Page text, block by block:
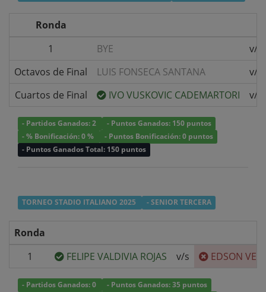
Ronda
1
BYE
v/s
Octavos de Final
LUIS FONSECA SANTANA
v/s
Cuartos de Final
IVO VUSKOVIC CADEMARTORI v/s
- Partidos Ganados: 2
- Puntos Ganados: 150 puntos
- % Bonificación: 0 %
- Puntos Bonificación: 0 puntos
- Puntos Ganados Total: 150 puntos
TORNEO STADIO ITALIANO 2025 - SENIOR TERCERA
Ronda
1
FELIPE VALDIVIA ROJAS v/s EDSON
- Partidos Ganados: 0
- Puntos Ganados: 35 puntos